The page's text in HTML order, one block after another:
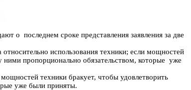
о последнем сроке представления заявления за две
использования техники; если мощностей
ними пропорционально обязательством, которые уже
техники бракует, чтобы удовлетворить
уже были приняты.